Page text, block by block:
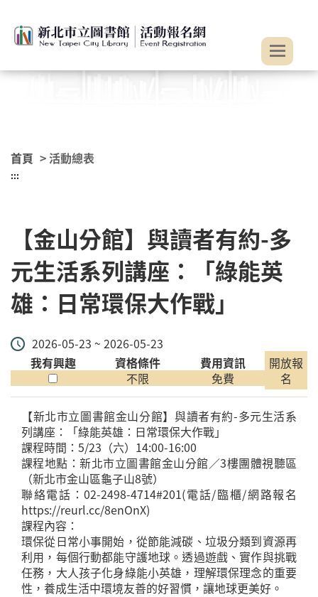
首頁 > 活動總表
:::
【金山分館】與讀者有約-多
元生活系列講座：「綠能英
雄：日常環保大作戰」
2026-05-23 ~ 2026-05-23
我有興趣
資格條件
不限
費用資訊
免費
開放報
名
【新北市立圖書館金山分館】與讀者有約-多元生活系
列講座：「綠能英雄：日常環保大作戰」
課程時間：5/23（六）14:00-16:00
課程地點：新北市立圖書館金山分館／3樓團體視聽區
（新北市金山區龜子山8號）
聯絡電話：02-2498-4714#201(電話/臨櫃/網路報名
https://reurl.cc/8enOnX)
課程內容：
環保從日常小事開始，從節能減碳、垃圾分類到資源再
利用，每個行動都能守護地球。透過遊戲、實作與挑戰
任務，大人孩子化身綠能小英雄，理解環保理念的重要
性，養成生活中環境友善的好習慣，讓地球更美好。